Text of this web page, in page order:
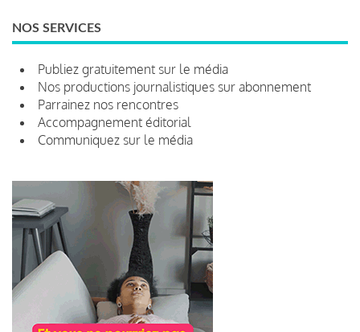
NOS SERVICES
Publiez gratuitement sur le média
Nos productions journalistiques sur abonnement
Parrainez nos rencontres
Accompagnement éditorial
Communiquez sur le média